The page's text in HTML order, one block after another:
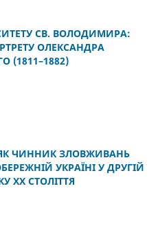
СВ. ВОЛОДИМИРА:
ОЛЕКСАНДРА
(1811–1882)
ЧИННИК ЗЛОВЖИВАНЬ
УКРАЇНІ У ДРУГІЙ
XX СТОЛІТТЯ